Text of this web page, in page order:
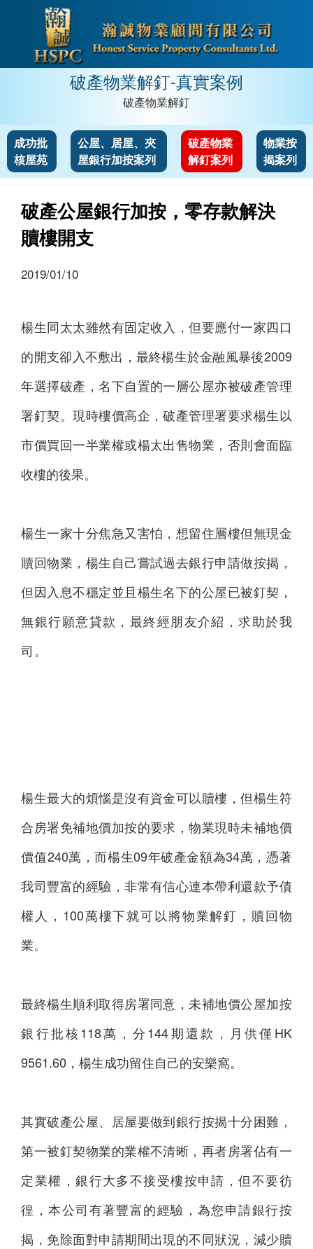
破產物業解釘-真實案例
破產物業解釘
成功批
核屋苑
公屋、居屋、夾
屋銀行加按案列
破產物業
解釘案列
物業按
揭案列
破產公屋銀行加按，零存款解決
贖樓開支
2019/01/10
楊生同太太雖然有固定收入，但要應付一家四口
的開支卻入不敷出，最終楊生於金融風暴後2009
年選擇破產，名下自置的一層公屋亦被破產管理
署釘契。現時樓價高企，破產管理署要求楊生以
市價買回一半業權或楊太出售物業，否則會面臨
收樓的後果。
楊生一家十分焦急又害怕，想留住層樓但無現金
贖回物業，楊生自己嘗試過去銀行申請做按揭，
但因入息不穩定並且楊生名下的公屋已被釘契，
無銀行願意貸款，最終經朋友介紹，求助於我
司。
楊生最大的煩惱是沒有資金可以贖樓，但楊生符
合房署免補地價加按的要求，物業現時未補地價
價值240萬，而楊生09年破產金額為34萬，憑著
我司豐富的經驗，非常有信心連本帶利還款予債
權人，100萬樓下就可以將物業解釘，贖回物
業。
最終楊生順利取得房署同意，未補地價公屋加按
銀行批核118萬，分144期還款，月供僅HK
9561.60，楊生成功留住自己的安樂窩。
其實破產公屋、居屋要做到銀行按揭十分困難，
第一被釘契物業的業權不清晰，再者房署佔有一
定業權，銀行大多不接受樓按申請，但不要彷
徨，本公司有著豐富的經驗，為您申請銀行按
揭，免除面對申請期間出現的不同狀況，減少贖